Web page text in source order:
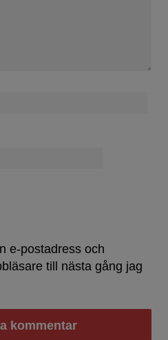
e-postadress och
till nästa gång jag